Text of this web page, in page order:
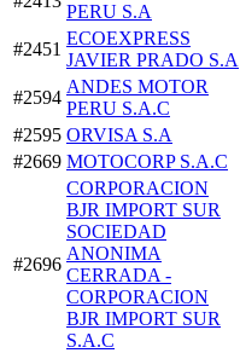
PERU S.A
#2451
ECOEXPRESS
JAVIER PRADO S.A
#2594
ANDES MOTOR
PERU S.A.C
#2595 ORVISA S.A
#2669 MOTOCORP S.A.C
#2696
CORPORACION
BJR IMPORT SUR
SOCIEDAD
ANONIMA
CERRADA -
CORPORACION
BJR IMPORT SUR
S.A.C